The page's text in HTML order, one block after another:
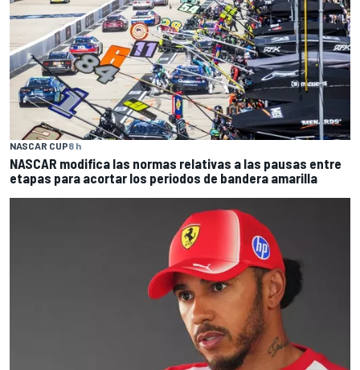
NASCAR CUP8 h
NASCAR modifica las normas relativas a las pausas entre
etapas para acortar los periodos de bandera amarilla